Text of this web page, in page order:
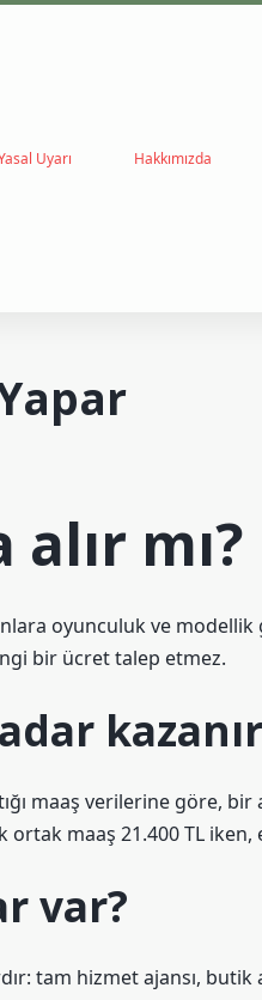
Uyarı Hakkımızda
mı?
oyunculuk ve
bir ücret talep etmez.
maaş verilerine göre, bir
ortak maaş 21.400 TL iken,
var?
tam hizmet ajansı,